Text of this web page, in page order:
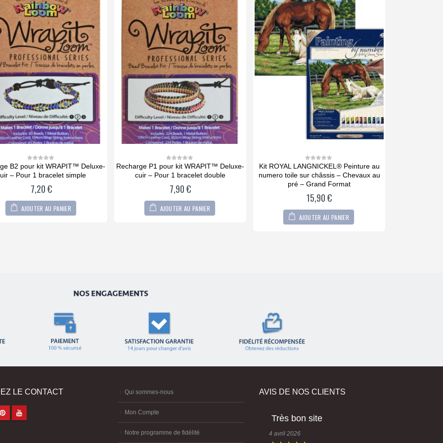
0
out
of
B2 pour kit WRAPIT™ Deluxe-
– Pour 1 bracelet simple
7,20€
AJOUTER AU PANIER
0
out
of
Recharge P1 pour kit WRAPIT™ Deluxe-
cuir – Pour 1 bracelet double
7,90€
AJOUTER AU PANIER
0
of
Kit ROYAL LANGNICKEL® Peinture au
numero toile sur châssis – Chevaux au
pré – Grand Format
15,90€
AJOUTER AU PANIER
LE CONTACT Qui sommes-nous
Mon Compte
Notre programme de fidélité
AVIS DE NOS CLIENTS
Très bon site
4 avril 2026